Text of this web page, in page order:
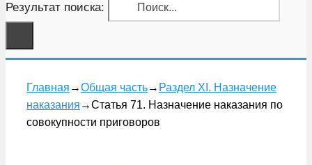
Результат поиска:
Главная →Общая часть→ Раздел XI. Назначение
наказания →Статья 71. Назначение наказания по
совокупности приговоров